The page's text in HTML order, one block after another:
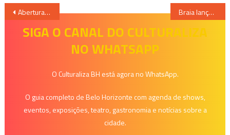
Navegação
Abertura do 53º Festival de Inverno UFMG é nesta sexta-feira! Braia lança novo álbum com diálogos entre a música brasileira, tradição irlandesa e mais
SIGA O CANAL DO CULTURALIZA
NO WHATSAPP
O Culturaliza BH está agora no WhatsApp.
O guia completo de Belo Horizonte com agenda de shows,
eventos, exposições, teatro, gastronomia e notícias sobre a
cidade.